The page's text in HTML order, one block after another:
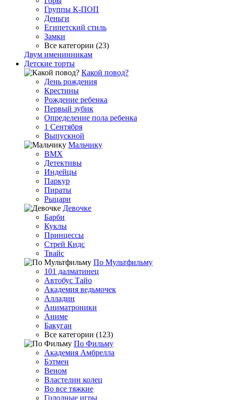
Группы К-ПОП
Деньги
Египетский стиль
Замки
Все категории (23)
Двум именинникам
Детские торты
Какой повод?
День рождения
Крестины
Рождение ребенка
Первый зубик
Определение пола ребенка
1 Сентября
Выпускной
Мальчику
BMX
Детективы
Индейцы
Паркур
Пираты
Рыцари
Девочке
Барби
Куклы
Принцессы
Стрей Кидс
Твайс
По Мультфильму
101 далматинец
Автобус Тайо
Академия ведьмочек
Алладин
Аниматроники
Аниме
Бакуган
Все категории (123)
По Фильму
Академия Амбрелла
Бэтмен
Веном
Властелин колец
Во все тяжкие
Голодные игры